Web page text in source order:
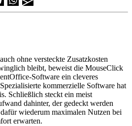
ohne versteckte Zusatzkosten
bleibt, beweist die MouseClick
Software ein cleveres
kommerzielle Software hat
Schließlich steckt ein meist
dahinter, der gedeckt werden
wiederum maximalen Nutzen bei
erwarten.